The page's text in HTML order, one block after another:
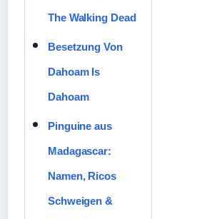
The Walking Dead
Besetzung Von
Dahoam Is
Dahoam
Pinguine aus
Madagascar:
Namen, Ricos
Schweigen &